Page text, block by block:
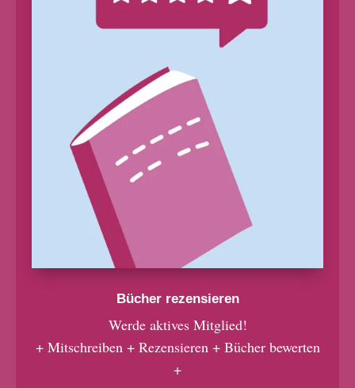
Bücher rezensieren
Werde aktives Mitglied!
+ Mitschreiben + Rezensieren + Bücher bewerten
+